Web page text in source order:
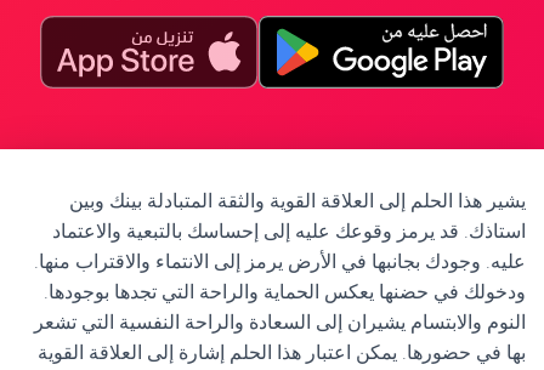
يشير هذا الحلم إلى العلاقة القوية والثقة المتبادلة بينك وبين
استاذك. قد يرمز وقوعك عليه إلى إحساسك بالتبعية والاعتماد
عليه. وجودك بجانبها في الأرض يرمز إلى الانتماء والاقتراب منها.
ودخولك في حضنها يعكس الحماية والراحة التي تجدها بوجودها.
النوم والابتسام يشيران إلى السعادة والراحة النفسية التي تشعر
بها في حضورها. يمكن اعتبار هذا الحلم إشارة إلى العلاقة القوية